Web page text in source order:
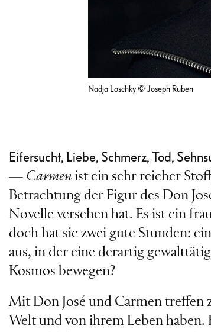
Nadja Loschky © Joseph Ruben
Eifersucht, Liebe, Schmerz, Tod,
— Carmen ist ein sehr reicher
Betrachtung der Figur des Don
Novelle versehen hat. Es ist ein
doch hat sie zwei gute Stunden:
aus, in der eine derartig
Kosmos bewegen?
Mit Don José und Carmen treffen
Welt und von ihrem Leben haben.